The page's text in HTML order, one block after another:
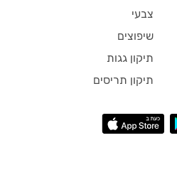
צבעי
שיפוצים
תיקון גגות
תיקון תריסים